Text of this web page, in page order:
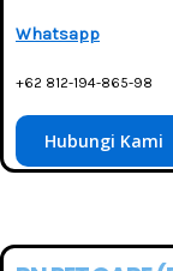
Whatsapp
+62 812-194-865-98
Hubungi Kami